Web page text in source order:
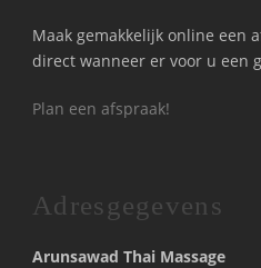
Maak gemakkelijk online een
direct wanneer er voor u een
Plan een afspraak!
Adresgegevens
Arunsawad Thai Massage